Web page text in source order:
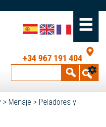
+34 967 191 404
> Menaje > Peladores y